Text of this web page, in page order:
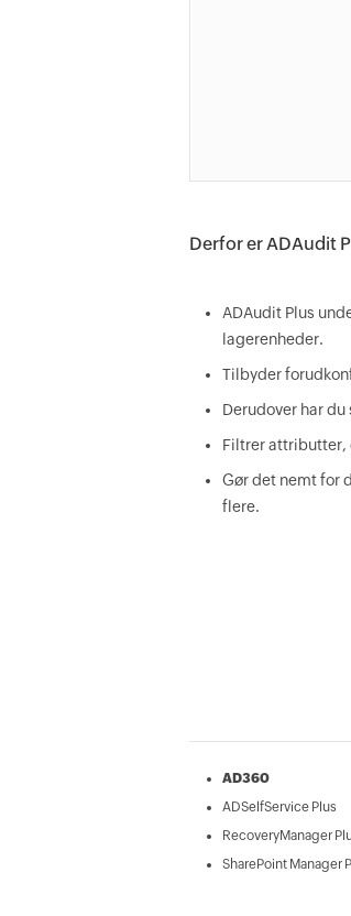
Derfor er ADAudit
ADAudit Plus
lagerenheder.
Tilbyder
Derudover har
Filtrer
Gør det nemt for
flere.
AD360
ADSelfService Plus
RecoveryManager
SharePoint Manager